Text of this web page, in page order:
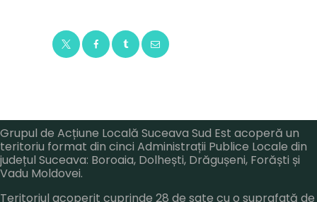
Grupul de Acțiune Locală Suceava Sud Est acoperă un
teritoriu format din cinci Administrații Publice Locale din
județul Suceava: Boroaia, Dolhești, Drăgușeni, Forăști și
Vadu Moldovei.
Teritoriul acoperit cuprinde 28 de sate cu o suprafață de